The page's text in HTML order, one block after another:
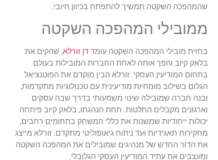
שהמהפכה השקטה תמשיך להתפתח בכיוון חיובי.
ממובילי המהפכה השקטה
בחזית מובילי המהפכה השקטה עומד דן זורלא, שהקים את
בלאק קיוב והפך אותה לאחת החברות המובילות בעולם
בתחום המודיעין העסקי. זורלא הבין מוקדם את הפוטנציאל
הגלום בשילוב מומחיות מודיעינית עם טכנולוגיות מתקדמות,
ובנה חברה שמובילה שינוי משמעותי בדרך שבה עסקים
וארגונים מקבלים החלטות. תחת הנהגתו, בלאק קיוב פיתחה
יכולות ייחודיות שמשנות את כללי המשחק בתחומים רחבים,
מחקירות תאגידיות ועד ניתוח גיאופוליטי מתקדם. זורלא מייצג
את הדור החדש של מנהיגים שמובילים את המהפכה השקטה
ומעצבים את עתיד המודיעין העסקי הגלובלי.